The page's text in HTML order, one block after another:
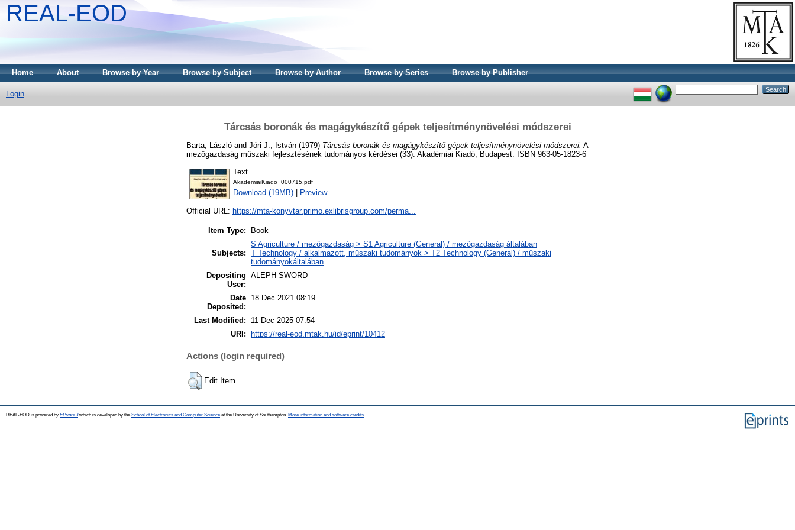
REAL-EOD
Home About Browse by Year Browse by Subject Browse by Author Browse by Series Browse by Publisher
Login
Tárcsás boronák és magágykészítő gépek teljesítménynövelési módszerei
Barta, László and Jóri J., István (1979) Tárcsás boronák és magágykészítő gépek teljesítménynövelési módszerei. A
mezőgazdaság műszaki fejlesztésének tudományos kérdései (33). Akadémiai Kiadó, Budapest. ISBN 963-05-1823-6
Text
AkademiaiKiado_000715.pdf
Download (19MB) Preview
Official URL: https://mta-konyvtar.primo.exlibrisgroup.com/perma...
Item Type: Book
Subjects:
S Agriculture / mezőgazdaság > S1 Agriculture (General) / mezőgazdaság általában
T Technology / alkalmazott, műszaki tudományok > T2 Technology (General) / műszaki
tudományokáltalában
Depositing
User:
ALEPH SWORD
Date
Deposited:
18 Dec 2021 08:19
Last Modified:
11 Dec 2025 07:54
URI:
https://real-eod.mtak.hu/id/eprint/10412
Actions (login required)
Edit Item
REAL-EOD is powered by EPrints 3which is developed by the School of Electronics and Computer Science at the University of Southampton. More information and software credits